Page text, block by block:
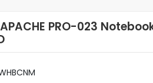
PRO-023